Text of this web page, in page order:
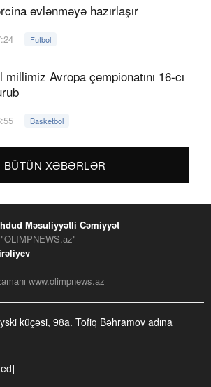
evlənməyə hazırlaşır
Futbol
Avropa çempionatını 16-cı
Basketbol
BÜTÜN XƏBƏRLƏR
Məsuliyyətli Cəmiyyət
www.olimpnews.az
küçəsi, 98a. Tofiq Bəhramov adına